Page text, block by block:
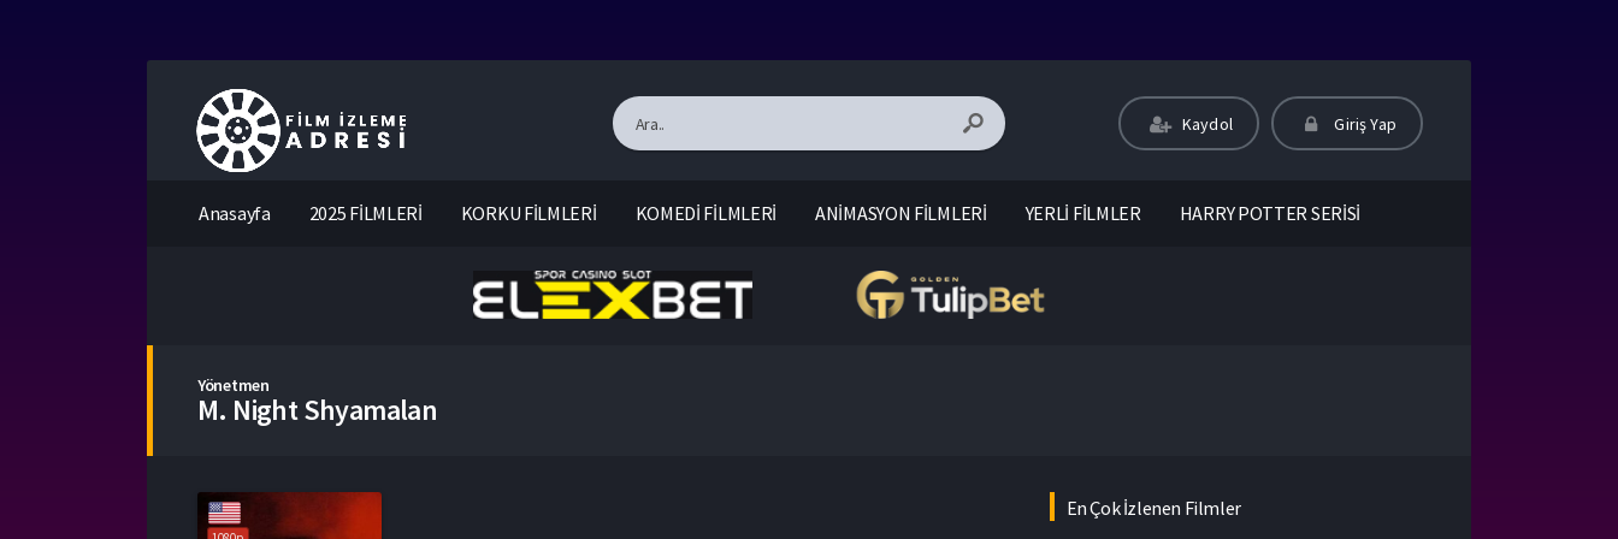
Kaydol Giriş Yap
Anasayfa 2025 FİLMLERİ KORKU FİLMLERİ KOMEDİ FİLMLERİ ANİMASYON FİLMLERİ YERLİ FİLMLER HARRY POTTER SERİSİ
Yönetmen
M. Night Shyamalan
En Çok İzlenen Filmler